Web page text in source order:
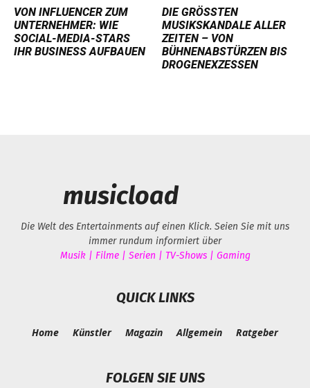
VON INFLUENCER ZUM
UNTERNEHMER: WIE
SOCIAL-MEDIA-STARS
IHR BUSINESS AUFBAUEN
DIE GRÖSSTEN M
USIKSKANDALE ALLER Z
EITEN – VON B
ÜHNENABSTÜRZEN BIS D
ROGENEXZESSEN
musicload
Die Welt des Entertainments auf einen Klick. Seien Sie mit uns
immer rundum informiert über
Musik | Filme | Serien | TV-Shows | Gaming
QUICK LINKS
Home Künstler Magazin Allgemein Ratgeber
FOLGEN SIE UNS